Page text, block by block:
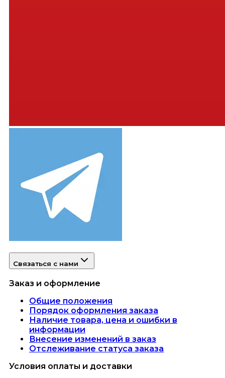
Связаться с нами
Заказ и оформление
Общие положения
Порядок оформления заказа
Наличие товара, цена и ошибки в
информации
Внесение изменений в заказ
Отслеживание статуса заказа
Условия оплаты и доставки